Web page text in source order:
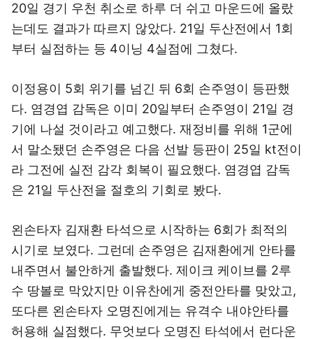
20일 경기 우천 취소로 하루 더 쉬고 마운드에 올랐
는데도 결과가 따르지 않았다. 21일 두산전에서 1회
부터 실점하는 등 4이닝 4실점에 그쳤다.
이정용이 5회 위기를 넘긴 뒤 6회 손주영이 등판했
다. 염경엽 감독은 이미 20일부터 손주영이 21일 경
기에 나설 것이라고 예고했다. 재정비를 위해 1군에
서 말소됐던 손주영은 다음 선발 등판이 25일 kt전이
라 그전에 실전 감각 회복이 필요했다. 염경엽 감독
은 21일 두산전을 절호의 기회로 봤다.
왼손타자 김재환 타석으로 시작하는 6회가 최적의
시기로 보였다. 그런데 손주영은 김재환에게 안타를
내주면서 불안하게 출발했다. 제이크 케이브를 2루
수 땅볼로 막았지만 이유찬에게 중전안타를 맞았고,
또다른 왼손타자 오명진에게는 유격수 내야안타를
허용해 실점했다. 무엇보다 오명진 타석에서 런다운